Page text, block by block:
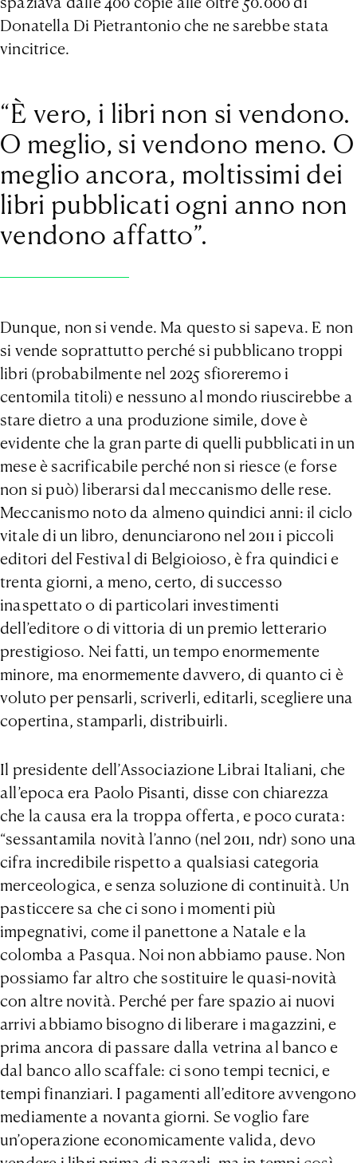
Donatella Di Pietrantonio che ne sarebbe stata
vincitrice.
“È vero, i libri non si vendono.
O meglio, si vendono meno. O
meglio ancora, moltissimi dei
libri pubblicati ogni anno non
vendono affatto”.
Dunque, non si vende. Ma questo si sapeva. E non
si vende soprattutto perché si pubblicano troppi
libri (probabilmente nel 2025 sfioreremo i
centomila titoli) e nessuno al mondo riuscirebbe a
stare dietro a una produzione simile, dove è
evidente che la gran parte di quelli pubblicati in un
mese è sacrificabile perché non si riesce (e forse
non si può) liberarsi dal meccanismo delle rese.
Meccanismo noto da almeno quindici anni: il ciclo
vitale di un libro, denunciarono nel 2011 i piccoli
editori del Festival di Belgioioso, è fra quindici e
trenta giorni, a meno, certo, di successo
inaspettato o di particolari investimenti
dell’editore o di vittoria di un premio letterario
prestigioso. Nei fatti, un tempo enormemente
minore, ma enormemente davvero, di quanto ci è
voluto per pensarli, scriverli, editarli, scegliere una
copertina, stamparli, distribuirli.
Il presidente dell’Associazione Librai Italiani, che
all’epoca era Paolo Pisanti, disse con chiarezza
che la causa era la troppa offerta, e poco curata:
“sessantamila novità l’anno (nel 2011, ndr) sono una
cifra incredibile rispetto a qualsiasi categoria
merceologica, e senza soluzione di continuità. Un
pasticcere sa che ci sono i momenti più
impegnativi, come il panettone a Natale e la
colomba a Pasqua. Noi non abbiamo pause. Non
possiamo far altro che sostituire le quasi-novità
con altre novità. Perché per fare spazio ai nuovi
arrivi abbiamo bisogno di liberare i magazzini, e
prima ancora di passare dalla vetrina al banco e
dal banco allo scaffale: ci sono tempi tecnici, e
tempi finanziari. I pagamenti all’editore avvengono
mediamente a novanta giorni. Se voglio fare
un’operazione economicamente valida, devo